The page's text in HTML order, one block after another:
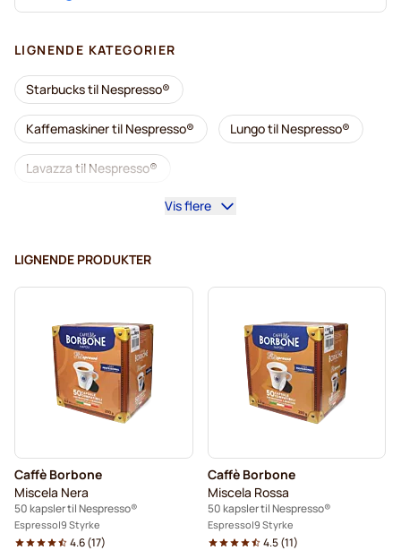
LIGNENDE KATEGORIER
Starbucks til Nespresso®
Kaffemaskiner til Nespresso® Lungo til Nespresso®
Lavazza til Nespresso®
illy kaffekapsler til Nespresso®
Tilbehør til Nespresso® Alt til kaffen til Nespresso®
Afkalkning og plejeprodukter til Nespresso®
L'OR kaffekapsler til Nespresso®
Segafredo kaffekapsler til Nespresso®
Kapsler til Nespresso®
Merrild kaffekapsler til Nespresso®
Vis flere
LIGNENDE PRODUKTER
Caffè Borbone
Miscela Nera
50 kapsler til Nespresso®
Espresso 9 Styrke
4.6(17)
Caffè Borbone
Miscela Rossa
50 kapsler til Nespresso®
Espresso 9 Styrke
4.5(11)